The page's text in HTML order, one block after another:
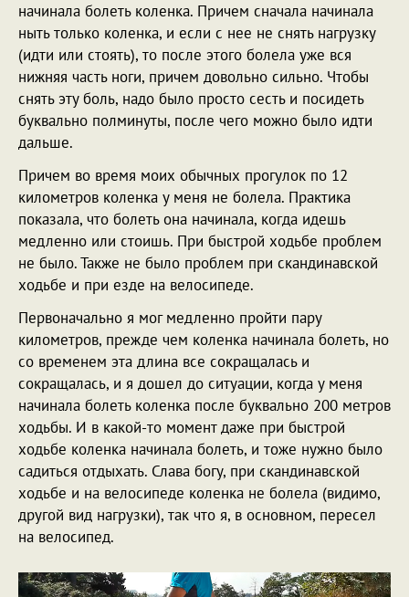
начинала болеть коленка. Причем сначала начинала
ныть только коленка, и если с нее не снять нагрузку
(идти или стоять), то после этого болела уже вся
нижняя часть ноги, причем довольно сильно. Чтобы
снять эту боль, надо было просто сесть и посидеть
буквально полминуты, после чего можно было идти
дальше.
Причем во время моих обычных прогулок по 12
километров коленка у меня не болела. Практика
показала, что болеть она начинала, когда идешь
медленно или стоишь. При быстрой ходьбе проблем
не было. Также не было проблем при скандинавской
ходьбе и при езде на велосипеде.
Первоначально я мог медленно пройти пару
километров, прежде чем коленка начинала болеть, но
со временем эта длина все сокращалась и
сокращалась, и я дошел до ситуации, когда у меня
начинала болеть коленка после буквально 200 метров
ходьбы. И в какой-то момент даже при быстрой
ходьбе коленка начинала болеть, и тоже нужно было
садиться отдыхать. Слава богу, при скандинавской
ходьбе и на велосипеде коленка не болела (видимо,
другой вид нагрузки), так что я, в основном, пересел
на велосипед.